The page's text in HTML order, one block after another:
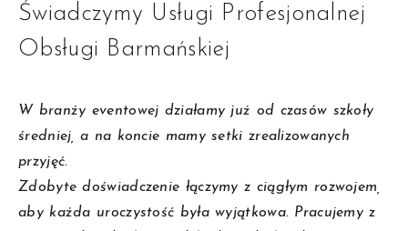
Świadczymy Usługi Profesjonalnej
Obsługi Barmańskiej
W branży eventowej działamy już od czasów szkoły
średniej, a na koncie mamy setki zrealizowanych
przyjęć.
Zdobyte doświadczenie łączymy z ciągłym rozwojem,
aby każda uroczystość była wyjątkowa. Pracujemy z